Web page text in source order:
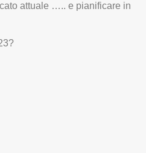
attuale ….. e pianificare in